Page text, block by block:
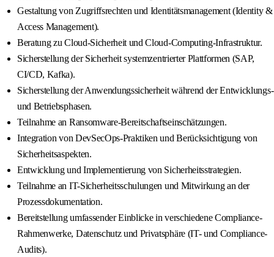
Gestaltung von Zugriffsrechten und Identitätsmanagement (Identity &
Access Management).
Beratung zu Cloud-Sicherheit und Cloud-Computing-Infrastruktur.
Sicherstellung der Sicherheit systemzentrierter Plattformen (SAP,
CI/CD, Kafka).
Sicherstellung der Anwendungssicherheit während der Entwicklungs-
und Betriebsphasen.
Teilnahme an Ransomware-Bereitschaftseinschätzungen.
Integration von DevSecOps-Praktiken und Berücksichtigung von
Sicherheitsaspekten.
Entwicklung und Implementierung von Sicherheitsstrategien.
Teilnahme an IT-Sicherheitsschulungen und Mitwirkung an der
Prozessdokumentation.
Bereitstellung umfassender Einblicke in verschiedene Compliance-
Rahmenwerke, Datenschutz und Privatsphäre (IT- und Compliance-
Audits).